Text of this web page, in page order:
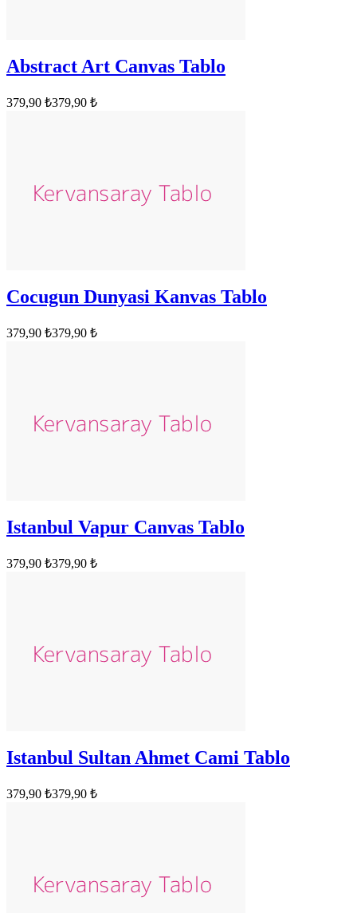
Abstract Art Canvas Tablo
379,90 ₺379,90 ₺
Cocugun Dunyasi Kanvas Tablo
379,90 ₺379,90 ₺
Istanbul Vapur Canvas Tablo
379,90 ₺379,90 ₺
Istanbul Sultan Ahmet Cami Tablo
379,90 ₺379,90 ₺